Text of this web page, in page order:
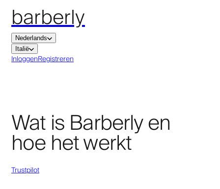
barberly
Nederlands
Italië
InloggenRegistreren
Wat is Barberly en
hoe het werkt
Trustpilot